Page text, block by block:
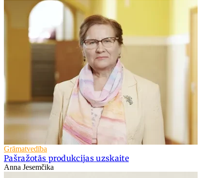
Grāmatvedība
Pašražotās produkcijas uzskaite
Anna Jesemčika